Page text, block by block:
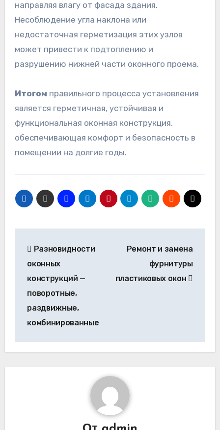
направляя влагу от фасада здания.
Несоблюдение угла наклона или
недостаточная герметизация этих узлов
может привести к подтоплению и
разрушению нижней части оконного проема.
Итогом правильного процесса установления
является герметичная, устойчивая и
функциональная оконная конструкция,
обеспечивающая комфорт и безопасность в
помещении на долгие годы.
по
записям
Разновидности
оконных
конструкций —
поворотные,
раздвижные,
комбинированные
Ремонт и замена
фурнитуры
пластиковых окон